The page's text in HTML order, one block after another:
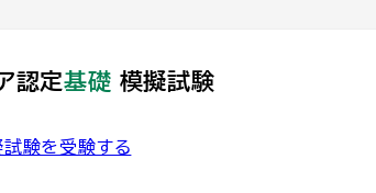
認定基礎 模擬試験
験を受験する